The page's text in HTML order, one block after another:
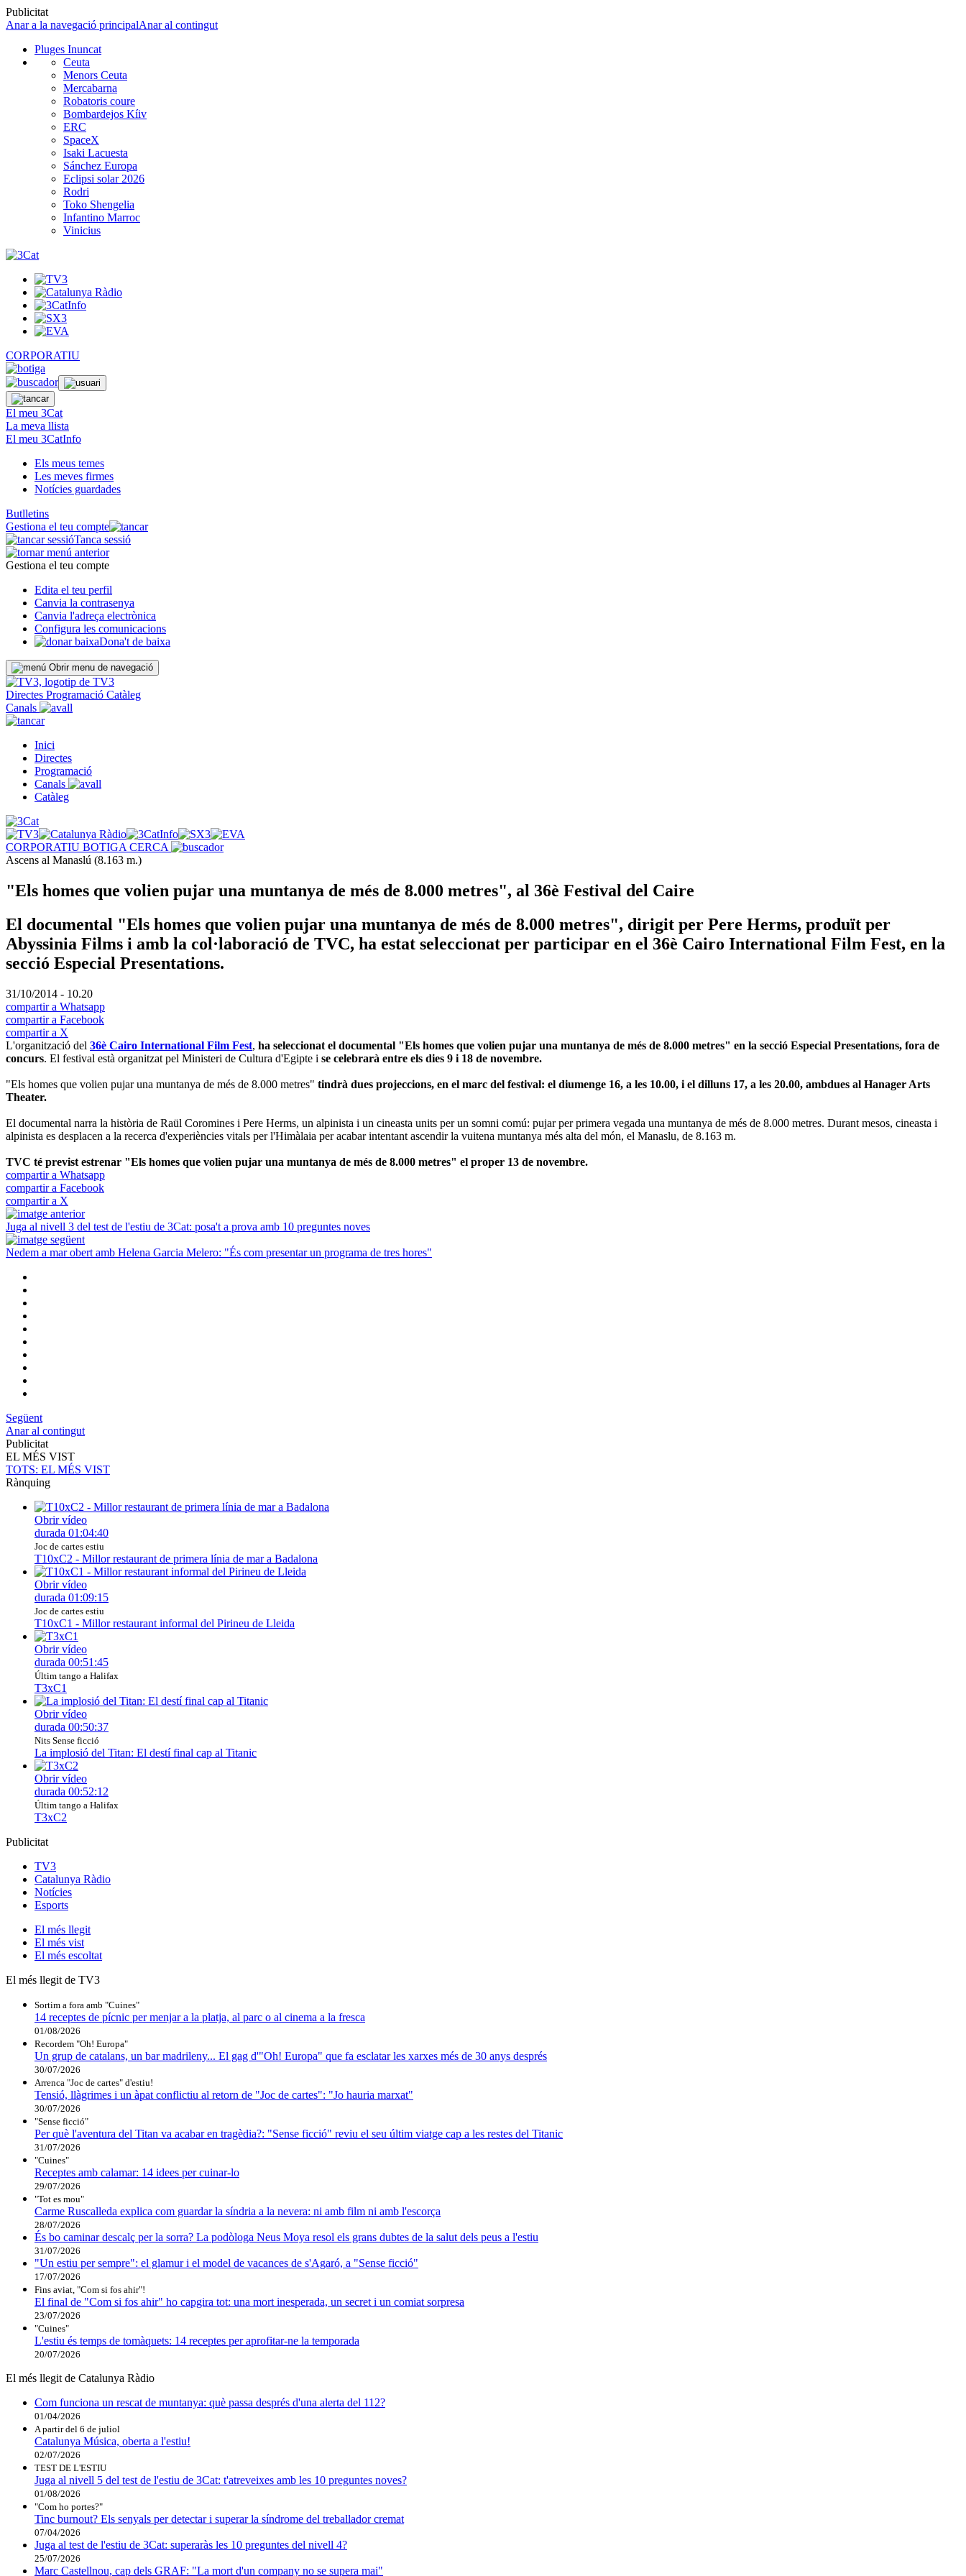
Publicitat
Anar a la navegació principalAnar al contingut
Pluges Inuncat
Ceuta
Menors Ceuta
Mercabarna
Robatoris coure
Bombardejos Kíiv
ERC
SpaceX
Isaki Lacuesta
Sánchez Europa
Eclipsi solar 2026
Rodri
Toko Shengelia
Infantino Marroc
Vinicius
CORPORATIU
El meu 3Cat
La meva llista
El meu 3CatInfo
Els meus temes
Les meves firmes
Notícies guardades
Butlletins
Gestiona el teu compte
Tanca sessió
Gestiona el teu compte
Edita el teu perfil
Canvia la contrasenya
Canvia l'adreça electrònica
Configura les comunicacions
Dona't de baixa
Obrir menu de navegació
Directes Programació Catàleg
Canals
Inici
Directes
Programació
Canals
Catàleg
CORPORATIU BOTIGA CERCA
Ascens al Manaslú (8.163 m.)
"Els homes que volien pujar una muntanya de més de 8.000 metres", al 36è Festival del Caire
El documental "Els homes que volien pujar una muntanya de més de 8.000 metres", dirigit per Pere Herms, produït per
Abyssinia Films i amb la col·laboració de TVC, ha estat seleccionat per participar en el 36è Cairo International Film Fest, en la
secció Especial Presentations.
31/10/2014 - 10.20
compartir a Whatsapp
compartir a Facebook
compartir a X
L'organització del 36è Cairo International Film Fest, ha seleccionat el documental "Els homes que volien pujar una muntanya de més de 8.000 metres" en la secció Especial Presentations, fora de
concurs. El festival està organitzat pel Ministeri de Cultura d'Egipte i se celebrarà entre els dies 9 i 18 de novembre.
"Els homes que volien pujar una muntanya de més de 8.000 metres" tindrà dues projeccions, en el marc del festival: el diumenge 16, a les 10.00, i el dilluns 17, a les 20.00, ambdues al Hanager Arts
Theater.
El documental narra la història de Raül Coromines i Pere Herms, un alpinista i un cineasta units per un somni comú: pujar per primera vegada una muntanya de més de 8.000 metres. Durant mesos, cineasta i
alpinista es desplacen a la recerca d'experiències vitals per l'Himàlaia per acabar intentant ascendir la vuitena muntanya més alta del món, el Manaslu, de 8.163 m.
TVC té previst estrenar "Els homes que volien pujar una muntanya de més de 8.000 metres" el proper 13 de novembre.
compartir a Whatsapp
compartir a Facebook
compartir a X
Juga al nivell 3 del test de l'estiu de 3Cat: posa't a prova amb 10 preguntes noves
Nedem a mar obert amb Helena Garcia Melero: "És com presentar un programa de tres hores"
Següent
Anar al contingut
Publicitat
EL MÉS VIST
TOTS: EL MÉS VIST
Rànquing
Obrir vídeo
durada 01:04:40
Joc de cartes estiu
T10xC2 - Millor restaurant de primera línia de mar a Badalona
Obrir vídeo
durada 01:09:15
Joc de cartes estiu
T10xC1 - Millor restaurant informal del Pirineu de Lleida
Obrir vídeo
durada 00:51:45
Últim tango a Halifax
T3xC1
Obrir vídeo
durada 00:50:37
Nits Sense ficció
La implosió del Titan: El destí final cap al Titanic
Obrir vídeo
durada 00:52:12
Últim tango a Halifax
T3xC2
Publicitat
TV3
Catalunya Ràdio
Notícies
Esports
El més llegit
El més vist
El més escoltat
El més llegit de TV3
Sortim a fora amb "Cuines"
14 receptes de pícnic per menjar a la platja, al parc o al cinema a la fresca
01/08/2026
Recordem "Oh! Europa"
Un grup de catalans, un bar madrileny... El gag d'"Oh! Europa" que fa esclatar les xarxes més de 30 anys després
30/07/2026
Arrenca "Joc de cartes" d'estiu!
Tensió, llàgrimes i un àpat conflictiu al retorn de "Joc de cartes": "Jo hauria marxat"
30/07/2026
"Sense ficció"
Per què l'aventura del Titan va acabar en tragèdia?: "Sense ficció" reviu el seu últim viatge cap a les restes del Titanic
31/07/2026
"Cuines"
Receptes amb calamar: 14 idees per cuinar-lo
29/07/2026
"Tot es mou"
Carme Ruscalleda explica com guardar la síndria a la nevera: ni amb film ni amb l'escorça
28/07/2026
És bo caminar descalç per la sorra? La podòloga Neus Moya resol els grans dubtes de la salut dels peus a l'estiu
31/07/2026
"Un estiu per sempre": el glamur i el model de vacances de s'Agaró, a "Sense ficció"
17/07/2026
Fins aviat, "Com si fos ahir"!
El final de "Com si fos ahir" ho capgira tot: una mort inesperada, un secret i un comiat sorpresa
23/07/2026
"Cuines"
L'estiu és temps de tomàquets: 14 receptes per aprofitar-ne la temporada
20/07/2026
El més llegit de Catalunya Ràdio
Com funciona un rescat de muntanya: què passa després d'una alerta del 112?
01/04/2026
A partir del 6 de juliol
Catalunya Música, oberta a l'estiu!
02/07/2026
TEST DE L'ESTIU
Juga al nivell 5 del test de l'estiu de 3Cat: t'atreveixes amb les 10 preguntes noves?
01/08/2026
"Com ho portes?"
Tinc burnout? Els senyals per detectar i superar la síndrome del treballador cremat
07/04/2026
Juga al test de l'estiu de 3Cat: superaràs les 10 preguntes del nivell 4?
25/07/2026
Marc Castellnou, cap dels GRAF: "La mort d'un company no se supera mai"